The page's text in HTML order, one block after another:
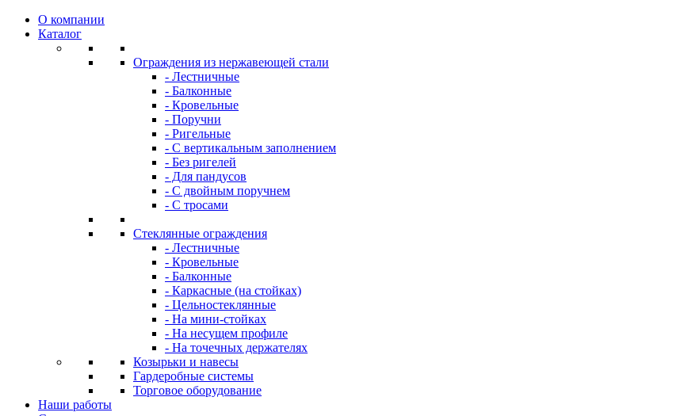
О компании
Каталог
Ограждения из нержавеющей стали
- Лестничные
- Балконные
- Кровельные
- Поручни
- Ригельные
- С вертикальным заполнением
- Без ригелей
- Для пандусов
- С двойным поручнем
- С тросами
Стеклянные ограждения
- Лестничные
- Кровельные
- Балконные
- Каркасные (на стойках)
- Цельностеклянные
- На мини-стойках
- На несущем профиле
- На точечных держателях
Козырьки и навесы
Гардеробные системы
Торговое оборудование
Наши работы